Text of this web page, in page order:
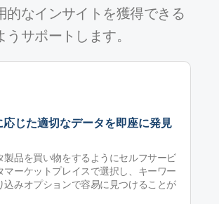
的なインサイトを獲得できる
うサポートします。
応じた適切なデータを即座に発見
製品を買い物をするようにセルフサービ
マーケットプレイスで選択し、キーワー
込みオプションで容易に見つけることが